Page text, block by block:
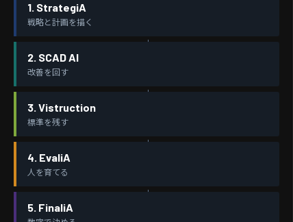
1. StrategiA
戦略と計画を描く
2. SCAD AI
改善を回す
3. Vistruction
標準を残す
4. EvaliA
人を育てる
5. FinaliA